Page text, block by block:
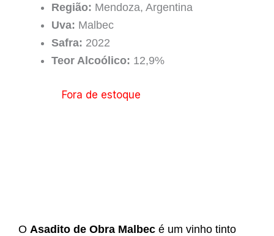
Região: Mendoza, Argentina
Uva: Malbec
Safra: 2022
Teor Alcoólico: 12,9%
Fora de estoque
O Asadito de Obra Malbec é um vinho tinto